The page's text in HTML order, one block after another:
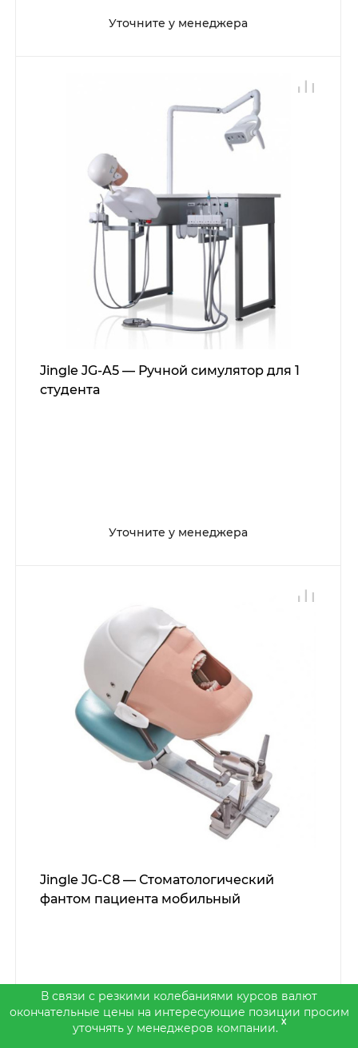
Уточните у менеджера
Jingle JG-A5 — Ручной симулятор для 1
студента
Уточните у менеджера
Jingle JG-C8 — Стоматологический
фантом пациента мобильный
В связи с резкими колебаниями курсов валют
окончательные цены на интересующие позиции просим
уточнять у менеджеров компании.
x